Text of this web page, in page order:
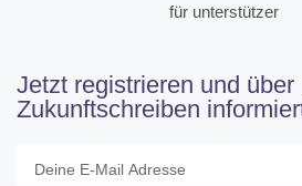
für unterstützer
Jetzt registrieren und über
Zukunftschreiben